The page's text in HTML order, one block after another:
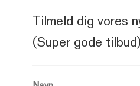
Tilmeld dig vores
(Super gode tilbud)